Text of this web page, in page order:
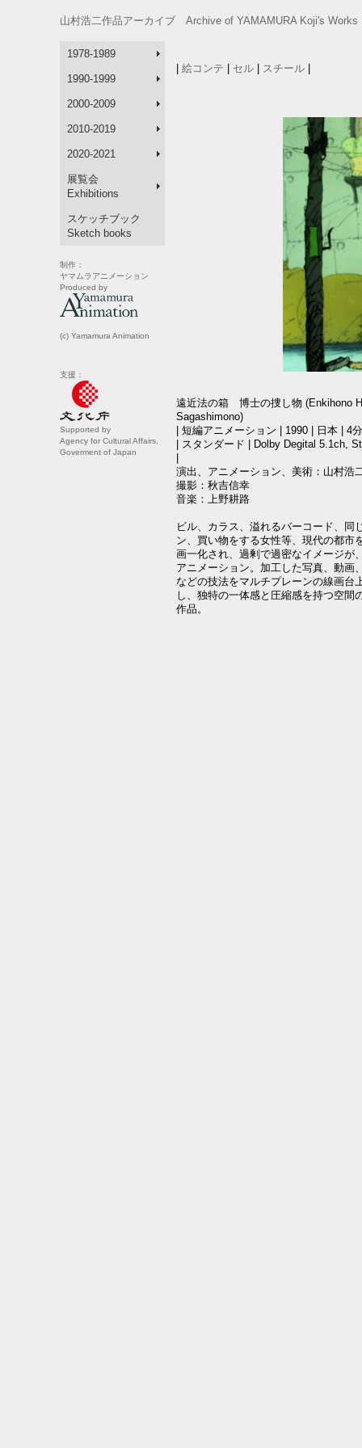
山村浩二作品アーカイブ Archive of YAMAMURA Koji's
1978-1989
1990-1999
2000-2009
2010-2019
2020-2021
展覧会
Exhibitions
スケッチブック
Sketch books
制作：
ヤマムラアニメーション
Produced by
(c) Yamamura Animation
支援：
Supported by
Agency for Cultural Affairs,
Goverment of Japan
|絵コンテ セル スチール
遠近法の箱 博士の捜し物 (Enkihono
Sagashimono)
| 短編アニメーション | 1990 | 日本 | 4
| スタンダード | Dolby Degital 5.1ch,
演出、アニメーション、美術：山村浩
撮影：秋吉信幸
音楽：上野耕路
ビル、カラス、溢れるバーコード、同
ン、買い物をする女性等、現代の都市
画一化され、過剰で過密なイメージが
アニメーション。加工した写真、動画
などの技法をマルチプレーンの線画台
し、独特の一体感と圧縮感を持つ空間
作品。